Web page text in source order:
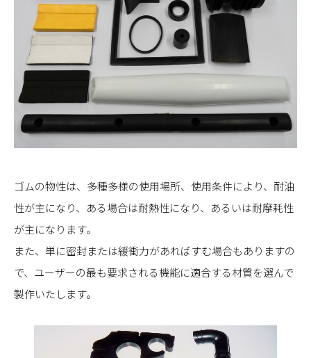
ゴムの物性は、多種多様の使用場所、使用条件により、耐油
性が主になり、ある場合は耐熱性になり、あるいは耐摩耗性
が主になります。
また、単に密封または緩衝力があればすむ場合もありますの
で、ユーザーの最も要求される機能に適合する材質を選んで
製作いたします。